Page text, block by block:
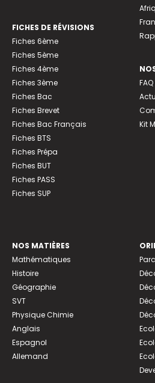
FICHES DE RÉVISIONS
Fiches 6ème
Fiches 5ème
Fiches 4ème
Fiches 3ème
Fiches Bac
Fiches Brevet
Fiches Bac Français
Fiches BTS
Fiches Prépa
Fiches BUT
Fiches PASS
Fiches SUP
Kit
NOS MATIÈRES
Mathématiques
Histoire
Géographie
SVT
Physique Chimie
Anglais
Espagnol
Allemand